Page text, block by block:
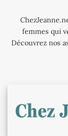
femmes qui
Découvrez nos